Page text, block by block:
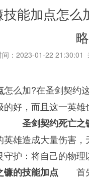
能加点怎
间：2023-01-22 21:30:01
怎么加?在圣剑契约
好，而且这一英
圣剑契约死亡之
英雄造成大量伤
护：将自己的物
的技能加点 首先